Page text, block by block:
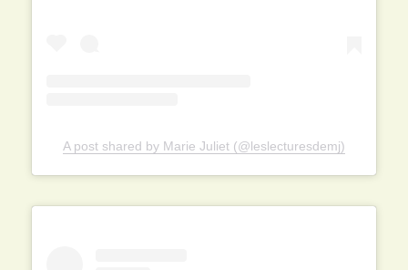
A post shared by Marie Juliet (@leslecturesdemj)